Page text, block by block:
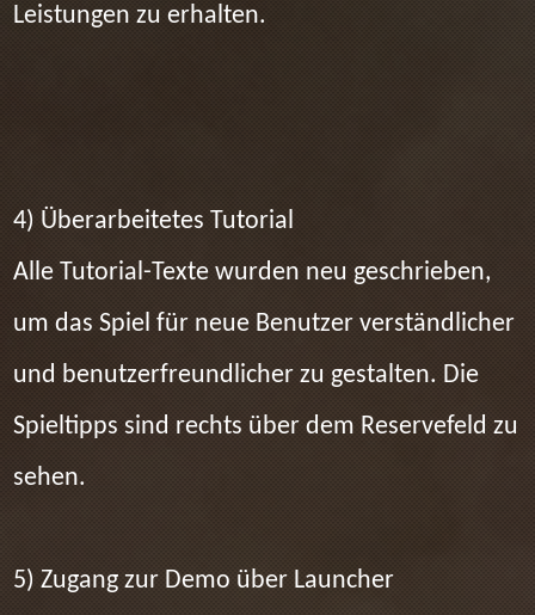
Leistungen zu erhalten.
4) Überarbeitetes Tutorial
Alle Tutorial-Texte wurden neu geschrieben,
um das Spiel für neue Benutzer verständlicher
und benutzerfreundlicher zu gestalten. Die
Spieltipps sind rechts über dem Reservefeld zu
sehen.
5) Zugang zur Demo über Launcher